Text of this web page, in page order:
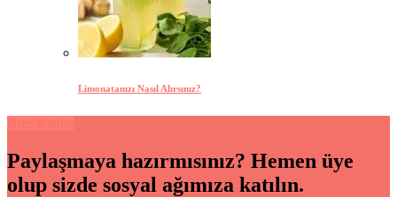
Limonatanızı Nasıl Alırsınız?
Paylaşmaya hazırmısınız? Hemen üye
olup sizde sosyal ağımıza katılın.